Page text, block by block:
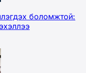
боломжтой: